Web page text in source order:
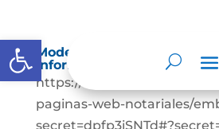
Abrir barra de herramientas
Modelo de Seguridad y
Información (MSPI)
https://www.ucnc.com.co/
paginas-web-notariales/